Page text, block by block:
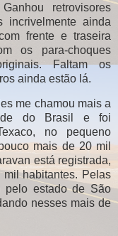
retrovisores
incrivelmente ainda
frente e traseira
os para-choques
Faltam os
ainda estão lá.
me chamou mais a
do Brasil e foi
no pequeno
mais de 20 mil
está registrada,
habitantes. Pelas
pelo estado de São
nesses mais de